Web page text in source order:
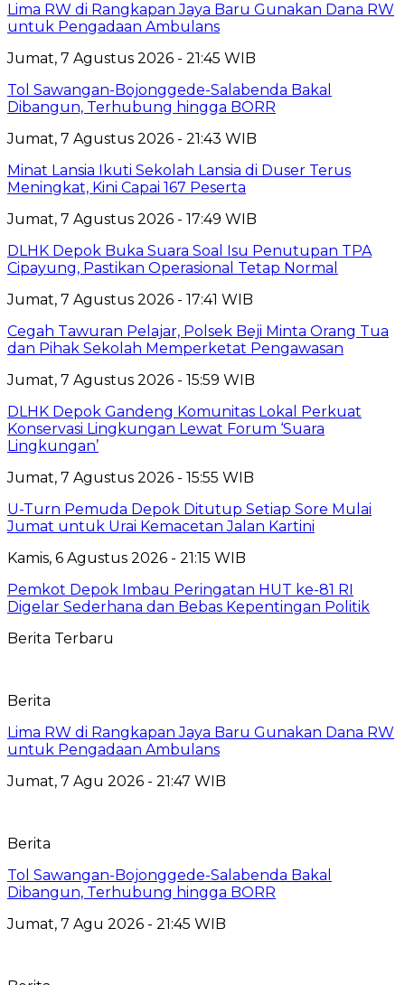
Lima RW di Rangkapan Jaya Baru Gunakan Dana RW
untuk Pengadaan Ambulans
Jumat, 7 Agustus 2026 - 21:45 WIB
Tol Sawangan-Bojonggede-Salabenda Bakal
Dibangun, Terhubung hingga BORR
Jumat, 7 Agustus 2026 - 21:43 WIB
Minat Lansia Ikuti Sekolah Lansia di Duser Terus
Meningkat, Kini Capai 167 Peserta
Jumat, 7 Agustus 2026 - 17:49 WIB
DLHK Depok Buka Suara Soal Isu Penutupan TPA
Cipayung, Pastikan Operasional Tetap Normal
Jumat, 7 Agustus 2026 - 17:41 WIB
Cegah Tawuran Pelajar, Polsek Beji Minta Orang Tua
dan Pihak Sekolah Memperketat Pengawasan
Jumat, 7 Agustus 2026 - 15:59 WIB
DLHK Depok Gandeng Komunitas Lokal Perkuat
Konservasi Lingkungan Lewat Forum ‘Suara
Lingkungan’
Jumat, 7 Agustus 2026 - 15:55 WIB
U-Turn Pemuda Depok Ditutup Setiap Sore Mulai
Jumat untuk Urai Kemacetan Jalan Kartini
Kamis, 6 Agustus 2026 - 21:15 WIB
Pemkot Depok Imbau Peringatan HUT ke-81 RI
Digelar Sederhana dan Bebas Kepentingan Politik
Berita Terbaru
Berita
Lima RW di Rangkapan Jaya Baru Gunakan Dana RW
untuk Pengadaan Ambulans
Jumat, 7 Agu 2026 - 21:47 WIB
Berita
Tol Sawangan-Bojonggede-Salabenda Bakal
Dibangun, Terhubung hingga BORR
Jumat, 7 Agu 2026 - 21:45 WIB